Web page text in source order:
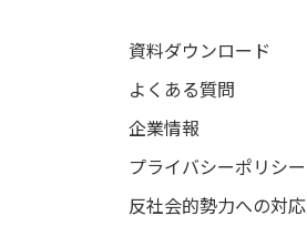
資料ダウンロード
よくある質問
企業情報
プライバシーポリシー
反社会的勢力への対応